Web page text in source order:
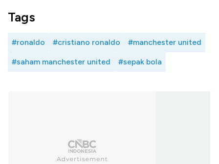
Tags
#ronaldo #cristiano ronaldo #manchester united
#saham manchester united #sepak bola